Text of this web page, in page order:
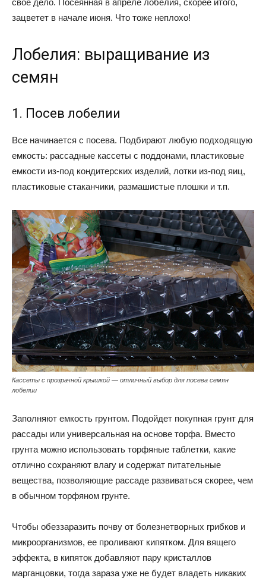
свое дело. Посеянная в апреле лобелия, скорее итого,
зацветет в начале июня. Что тоже неплохо!
Лобелия: выращивание из
семян
1. Посев лобелии
Все начинается с посева. Подбирают любую подходящую
емкость: рассадные кассеты с поддонами, пластиковые
емкости из-под кондитерских изделий, лотки из-под яиц,
пластиковые стаканчики, размашистые плошки и т.п.
Кассеты с прозрачной крышкой — отличный выбор для посева семян
лобелии
Заполняют емкость грунтом. Подойдет покупная грунт для
рассады или универсальная на основе торфа. Вместо
грунта можно использовать торфяные таблетки, какие
отлично сохраняют влагу и содержат питательные
вещества, позволяющие рассаде развиваться скорее, чем
в обычном торфяном грунте.
Чтобы обеззаразить почву от болезнетворных грибков и
микроорганизмов, ее проливают кипятком. Для вящего
эффекта, в кипяток добавляют пару кристаллов
марганцовки, тогда зараза уже не будет владеть никаких